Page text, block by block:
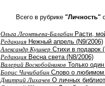
Всего в рубрике "Личность"
Ольга Леонтьева-Балабан Расти,
Редакция Нежный апрель (N9/2006)
Александр Кушнер Стихи в подарок
Редакция Весна света (N8/2006)
Валерий Воскобойников Только
Борис Чичибабин Слово о любимом
Дмитрий Лихачев О личных